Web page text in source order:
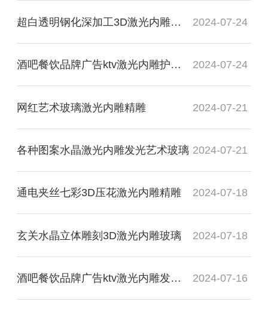
超白透明钢化深加工3D激光内雕玻璃 2024-07-24
酒吧餐饮品牌广告ktv激光内雕护栏玻璃 2024-07-24
网红艺术玻璃激光内雕精雕 2024-07-21
各种图案水晶激光内雕发光艺术玻璃 2024-07-21
通电夹丝七彩3D压花激光内雕精雕 2024-07-18
玄关水晶立体雕刻3D激光内雕玻璃 2024-07-18
酒吧餐饮品牌广告ktv激光内雕发光玻璃背景墙 2024-07-16